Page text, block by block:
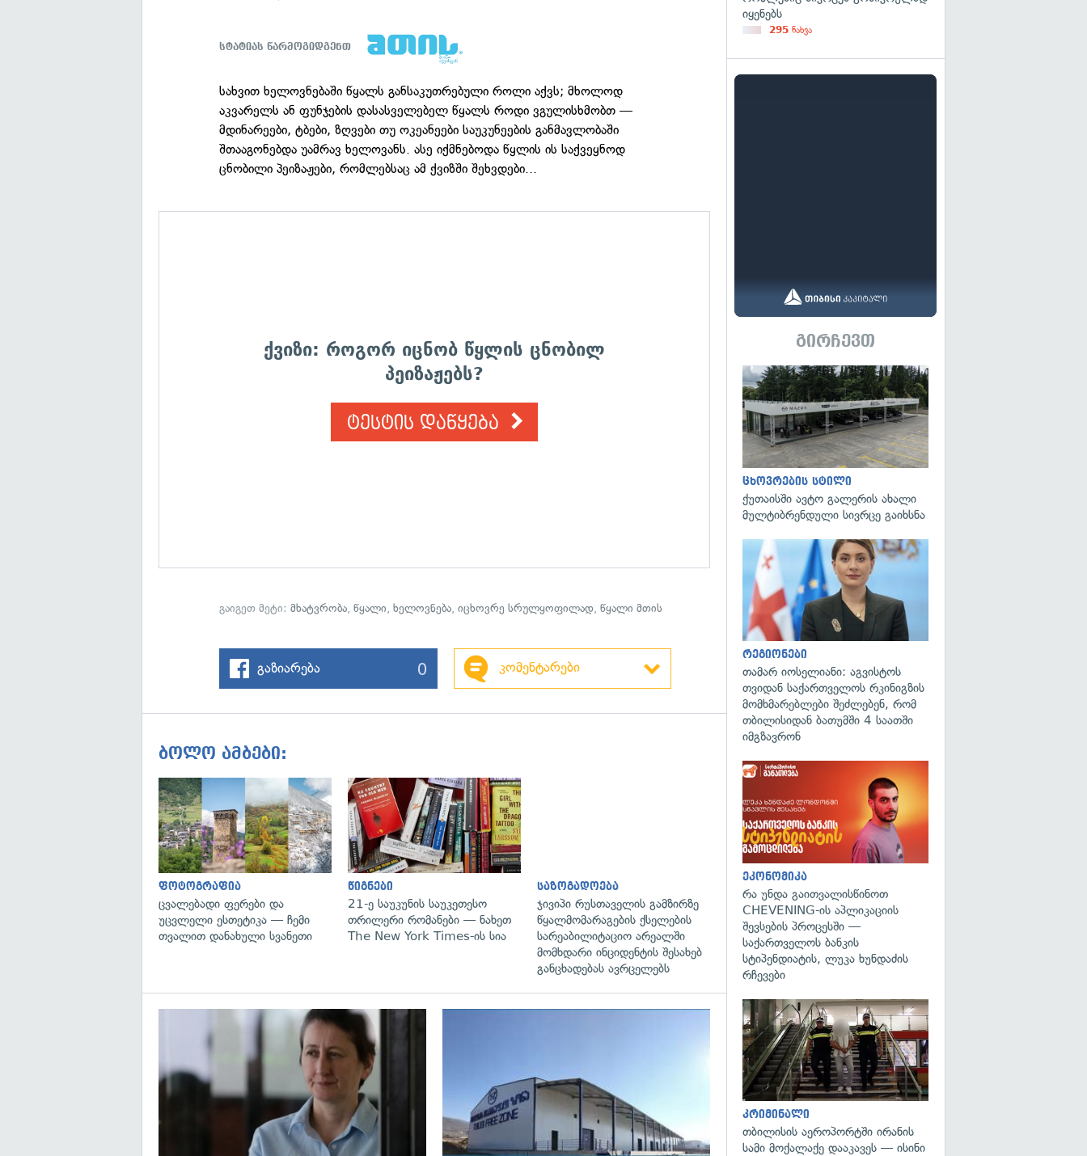
სტატიას წარმოგიდგენთ
სახვით ხელოვნებაში წყალს განსაკუთრებული როლი აქვს; მხოლოდ
აკვარელს ან ფუნჯების დასასველებელ წყალს როდი ვგულისხმობთ —
მდინარეები, ტბები, ზღვები თუ ოკეანეები საუკუნეების განმავლობაში
შთააგონებდა უამრავ ხელოვანს. ასე იქმნებოდა წყლის ის საქვეყნოდ
ცნობილი პეიზაჟები, რომლებსაც ამ ქვიზში შეხვდები...
ქვიზი: როგორ იცნობ წყლის ცნობილ
პეიზაჟებს?
ტესტის დაწყება
გაიგეთ მეტი:მხატვრობა,წყალი,ხელოვნება,იცხოვრე სრულყოფილად,წყალი მთის
გაზიარება 0 კომენტარები
ბოლო ამბები:
გადახედვა
ფოტოგრაფია
ცვალებადი ფერები და
უცვლელი ესთეტიკა — ჩემი
თვალით დანახული სვანეთი
წიგნები
21-ე საუკუნის საუკეთესო
თრილერი რომანები — ნახეთ
The New York Times-ის სია
საზოგადოება
ჯივიპი რუსთაველის გამზირზე
წყალმომარაგების ქსელების
სარეაბილიტაციო არეალში
მომხდარი ინციდენტის შესახებ
განცხადებას ავრცელებს
გადახედვა
იყენებს
295 ნახვა
გირჩევთ
ცხოვრების სტილი
ქუთაისში ავტო გალერის ახალი
მულტიბრენდული სივრცე გაიხსნა
რეგიონები
თამარ იოსელიანი: აგვისტოს
თვიდან საქართველოს რკინიგზის
მომხმარებლები შეძლებენ, რომ
თბილისიდან ბათუმში 4 საათში
იმგზავრონ
ეკონომიკა
რა უნდა გაითვალისწინოთ
CHEVENING-ის აპლიკაციის
შევსების პროცესში —
საქართველოს ბანკის
სტიპენდიატის, ლუკა ხუნდაძის
რჩევები
კრიმინალი
თბილისის აეროპორტში ირანის
სამი მოქალაქე დააკავეს — ისინი